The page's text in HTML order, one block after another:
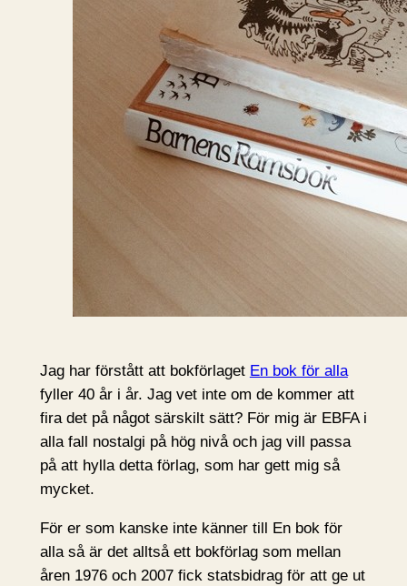
Jag har förstått att bokförlaget En bok för alla
fyller 40 år i år. Jag vet inte om de kommer att
fira det på något särskilt sätt? För mig är EBFA i
alla fall nostalgi på hög nivå och jag vill passa
på att hylla detta förlag, som har gett mig så
mycket.
För er som kanske inte känner till En bok för
alla så är det alltså ett bokförlag som mellan
åren 1976 och 2007 fick statsbidrag för att ge ut